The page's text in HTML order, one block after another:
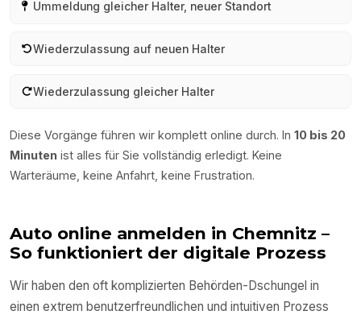
Ummeldung gleicher Halter, neuer Standort
Wiederzulassung auf neuen Halter
Wiederzulassung gleicher Halter
Diese Vorgänge führen wir komplett online durch. In 10 bis 20
Minuten ist alles für Sie vollständig erledigt. Keine
Warteräume, keine Anfahrt, keine Frustration.
Auto online anmelden in Chemnitz –
So funktioniert der digitale Prozess
Wir haben den oft komplizierten Behörden-Dschungel in
einen extrem benutzerfreundlichen und intuitiven Prozess